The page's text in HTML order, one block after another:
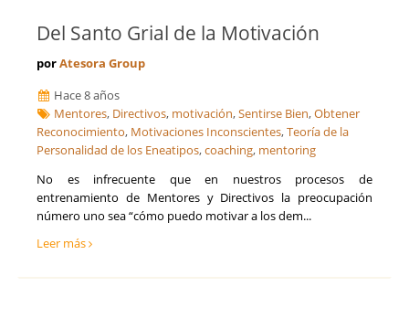
Del Santo Grial de la Motivación
porAtesora Group
Hace 8 años
Mentores, Directivos, motivación,Sentirse Bien,Obtener
Reconocimiento, Motivaciones Inconscientes,Teoría de la
Personalidad de los Eneatipos,coaching, mentoring
No es infrecuente que en nuestros procesos de
entrenamiento de Mentores y Directivos la preocupación
número uno sea “cómo puedo motivar a los dem...
Leer más